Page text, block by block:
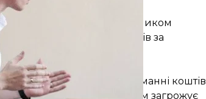
слідчі, був співучасником
отримав 7,5 тисяч доларів за
та Митного кодексів,
прокуратурою в отриманні коштів
бурштин. Депутатам загрожує